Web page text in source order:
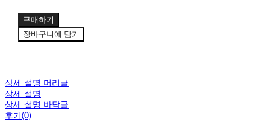
구매하기
장바구니에 담기
상세 설명 머리글
상세 설명
상세 설명 바닥글
후기(0)